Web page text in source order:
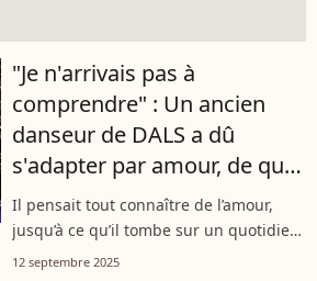
"Je n'arrivais pas à
comprendre" : Un ancien
danseur de DALS a dû
s'adapter par amour, de quoi
est atteint sa compagne ?
Il pensait tout connaître de l’amour,
jusqu’à ce qu’il tombe sur un quotidien
qu’il n’avait jamais imaginé. Ancien
12 septembre 2025